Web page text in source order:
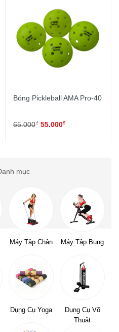
Bóng Pickleball AMA Pro-40
65.000₫ 55.000₫
mục
Máy Tập Chân Máy Tập Bụng
Dụng Cụ Yoga
Dụng Cụ Võ
Thuật